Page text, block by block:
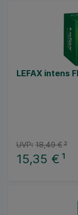
LEFAX intens
15,35 € ¹
UVP: 18,49 €³